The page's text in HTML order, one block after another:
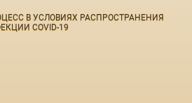
В УСЛОВИЯХ РАСПРОСТРАНЕНИЯ
COVID-19